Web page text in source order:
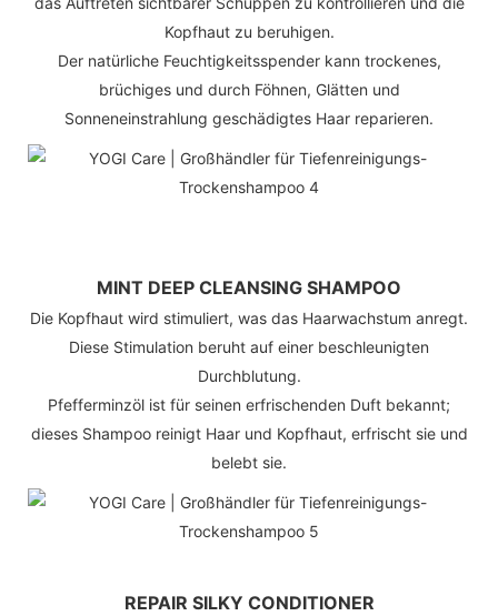
Kopfhaut zu beruhigen.
Der natürliche Feuchtigkeitsspender kann trockenes,
brüchiges und durch Föhnen, Glätten und
Sonneneinstrahlung geschädigtes Haar reparieren.
MINT DEEP CLEANSING SHAMPOO
Die Kopfhaut wird stimuliert, was das Haarwachstum anregt.
Diese Stimulation beruht auf einer beschleunigten
Durchblutung.
Pfefferminzöl ist für seinen erfrischenden Duft bekannt;
dieses Shampoo reinigt Haar und Kopfhaut, erfrischt sie und
belebt sie.
REPAIR SILKY CONDITIONER